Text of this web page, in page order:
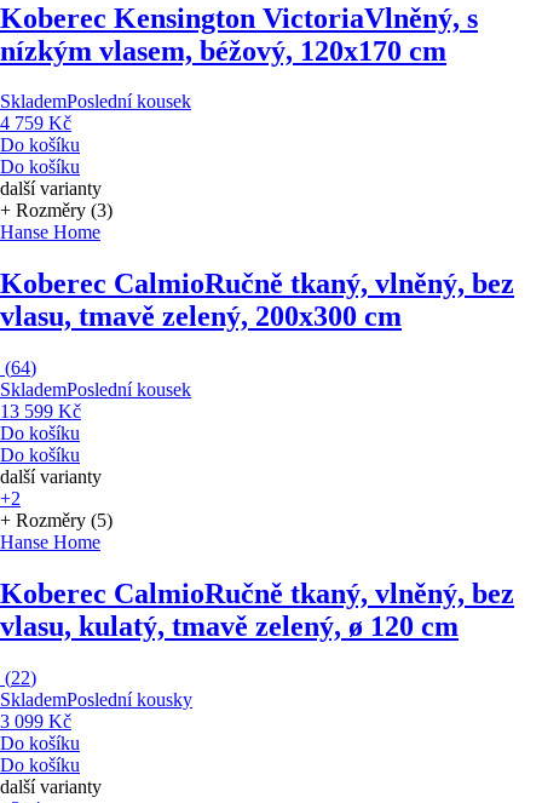
Koberec Kensington VictoriaVlněný, s
nízkým vlasem, béžový, 120x170 cm
SklademPoslední kousek
4 759 Kč
Do košíku
Do košíku
další varianty
+ Rozměry (3)
Hanse Home
Koberec CalmioRučně tkaný, vlněný, bez
vlasu, tmavě zelený, 200x300 cm
(64)
SklademPoslední kousek
13 599 Kč
Do košíku
Do košíku
další varianty
+2
+ Rozměry (5)
Hanse Home
Koberec CalmioRučně tkaný, vlněný, bez
vlasu, kulatý, tmavě zelený, ø 120 cm
(22)
SklademPoslední kousky
3 099 Kč
Do košíku
Do košíku
další varianty